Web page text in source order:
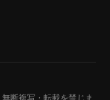
無断複写・転載を禁じま